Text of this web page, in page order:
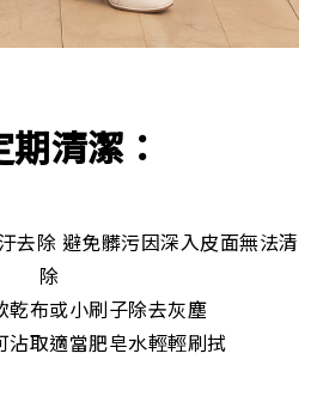
期清潔：
去除 避免髒污因深入皮面無法清
除
乾布或小刷子除去灰塵
沾取適當肥皂水輕輕刷拭